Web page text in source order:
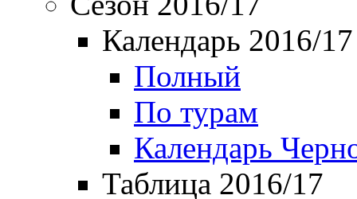
Календарь 2016/17
Полный
По турам
Календарь
Таблица 2016/17